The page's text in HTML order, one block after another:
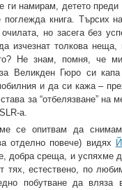
ги намирам, детето преди
поглежда книга. Търсих
но засега без
изчезнат толкова
Не знам, помня, че
Великден Гюро си
и да си кажа –
за “отбелязване” на
а.
се опитвам да
отделно повече) видях
добра среща, и успяхме
тях, естествено, по
побутване да